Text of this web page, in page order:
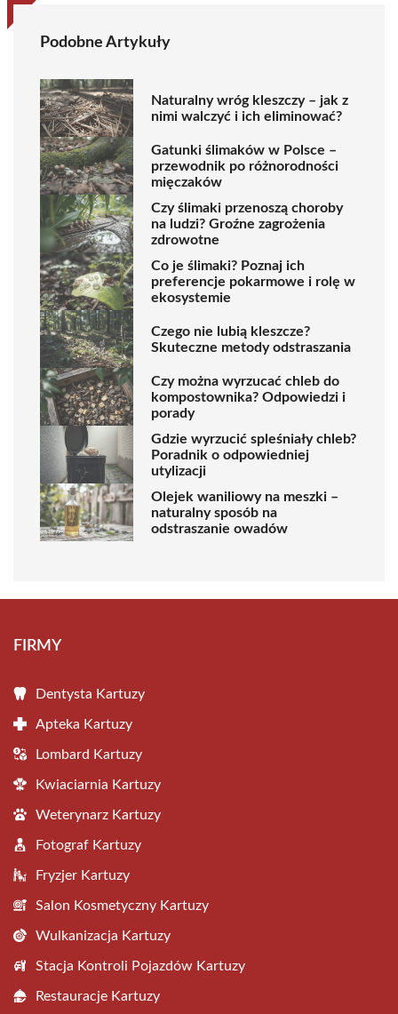
Podobne Artykuły
Naturalny wróg kleszczy – jak z
nimi walczyć i ich eliminować?
Gatunki ślimaków w Polsce –
przewodnik po różnorodności
mięczaków
Czy ślimaki przenoszą choroby
na ludzi? Groźne zagrożenia
zdrowotne
Co je ślimaki? Poznaj ich
preferencje pokarmowe i rolę w
ekosystemie
Czego nie lubią kleszcze?
Skuteczne metody odstraszania
Czy można wyrzucać chleb do
kompostownika? Odpowiedzi i
porady
Gdzie wyrzucić spleśniały chleb?
Poradnik o odpowiedniej
utylizacji
Olejek waniliowy na meszki –
naturalny sposób na
odstraszanie owadów
FIRMY
Dentysta Kartuzy
Apteka Kartuzy
Lombard Kartuzy
Kwiaciarnia Kartuzy
Weterynarz Kartuzy
Fotograf Kartuzy
Fryzjer Kartuzy
Salon Kosmetyczny Kartuzy
Wulkanizacja Kartuzy
Stacja Kontroli Pojazdów Kartuzy
Restauracje Kartuzy